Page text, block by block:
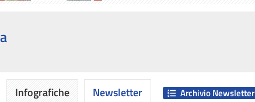
Infografiche Newsletter
Newsletter Archivio Newsletter